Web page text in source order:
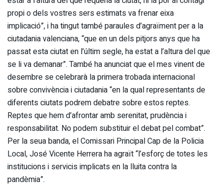
propi o dels vostres sers estimats va frenar eixa
implicació”, i ha tingut també paraules d’agraïment per a la
ciutadania valenciana, “que en un dels pitjors anys que ha
passat esta ciutat en l’últim segle, ha estat a l’altura del que
se li va demanar”. També ha anunciat que el mes vinent de
desembre se celebrarà la primera trobada internacional
sobre convivència i ciutadania “en la qual representants de
diferents ciutats podrem debatre sobre estos reptes.
Reptes que hem d’afrontar amb serenitat, prudència i
responsabilitat. No podem substituir el debat pel combat”.
Per la seua banda, el Comissari Principal Cap de la Policia
Local, José Vicente Herrera ha agraït “l’esforç de totes les
institucions i servicis implicats en la lluita contra la
pandèmia”.